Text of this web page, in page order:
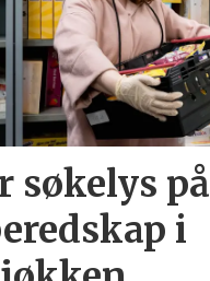
søkelys på
i